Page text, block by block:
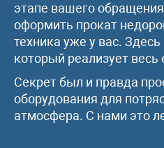
этапе вашего
оформить прокат
техника уже у вас.
который реализует весь
Секрет был и правда
оборудования для
атмосфера. С нами это